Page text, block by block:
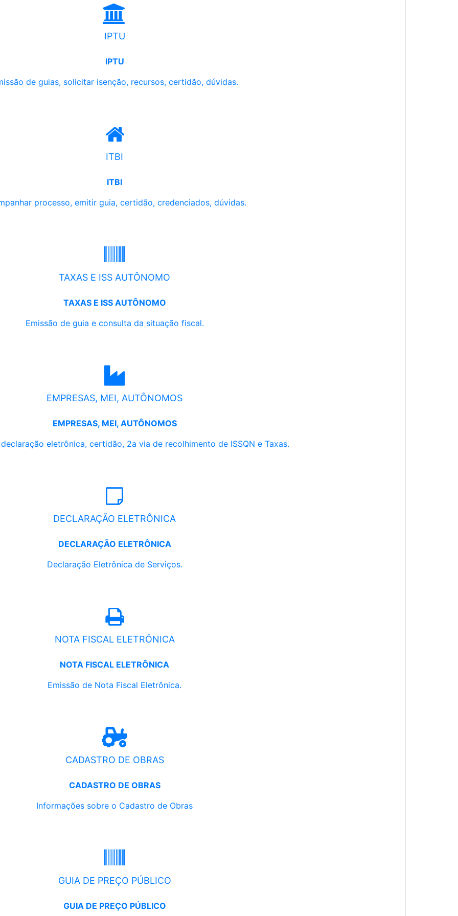
IPTU
IPTU
de guias, solicitar isenção, recursos, certidão, dúvidas.
ITBI
ITBI
processo, emitir guia, certidão, credenciados, dúvidas.
TAXAS E ISS AUTÔNOMO
TAXAS E ISS AUTÔNOMO
Emissão de guia e consulta da situação fiscal.
EMPRESAS, MEI, AUTÔNOMOS
EMPRESAS, MEI, AUTÔNOMOS
eletrônica, certidão, 2a via de recolhimento de ISSQN e Taxas.
DECLARAÇÃO ELETRÔNICA
DECLARAÇÃO ELETRÔNICA
Declaração Eletrônica de Serviços.
NOTA FISCAL ELETRÔNICA
NOTA FISCAL ELETRÔNICA
Emissão de Nota Fiscal Eletrônica.
CADASTRO DE OBRAS
CADASTRO DE OBRAS
Informações sobre o Cadastro de Obras
GUIA DE PREÇO PÚBLICO
GUIA DE PREÇO PÚBLICO